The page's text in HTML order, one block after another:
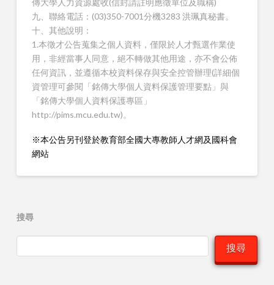
傳大學人力資源處收(信封請註明應徵單位及職稱)
九、聯絡電話：(03)350-7001分機3283 洪珮真秘書。
十、其他說明：
1.本徵才公告蒐集之個人資料，僅限於人才甄選作業使
用，非經當事人同意，絕不轉做其他用途，亦不會公佈
任何資訊，並遵循本校資料保存與安全控管辦理(詳細個
資管理可參閱「銘傳大學個人資料保護管理要點」與
「銘傳大學個人資料保護專區」
http://pims.mcu.edu.tw)。
※本公告另刊登於教育部全國大專教師人才網及國科會
網站
搜尋
搜尋